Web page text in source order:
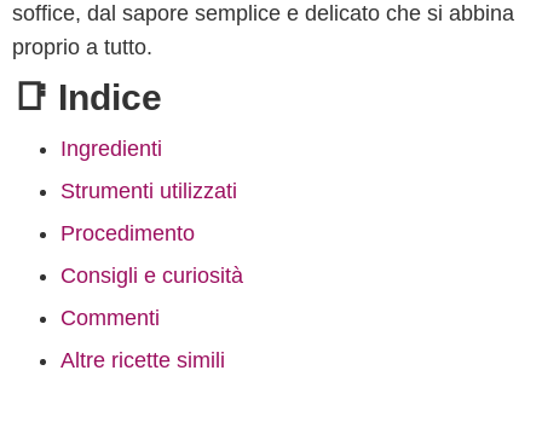
soffice, dal sapore semplice e delicato che si abbina
proprio a tutto.
📑 Indice
Ingredienti
Strumenti utilizzati
Procedimento
Consigli e curiosità
Commenti
Altre ricette simili